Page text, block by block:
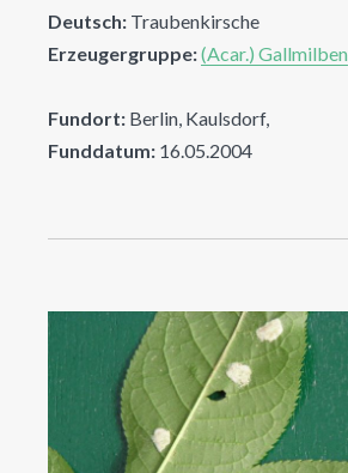
Deutsch: Traubenkirsche
Erzeugergruppe:(Acar.) Gallmilben
Fundort: Berlin, Kaulsdorf,
Funddatum: 16.05.2004